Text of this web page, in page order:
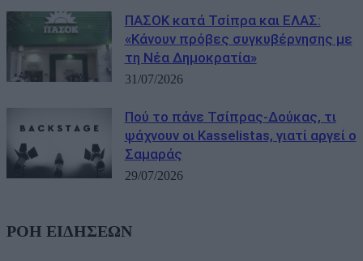
ΠΑΣΟΚ κατά Τσίπρα και ΕΛΑΣ:
«Κάνουν πρόβες συγκυβέρνησης με
τη Νέα Δημοκρατία»
31/07/2026
Πού το πάνε Τσίπρας-Δούκας, τι
ψάχνουν οι Kasselistas, γιατί αργεί ο
Σαμαράς
29/07/2026
ΡΟΗ ΕΙΔΗΣΕΩΝ